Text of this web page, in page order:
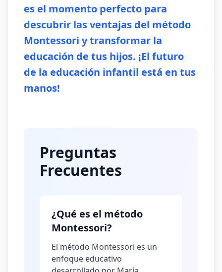
es el momento perfecto para
descubrir las ventajas del método
Montessori y transformar la
educación de tus hijos. ¡El futuro
de la educación infantil está en tus
manos!
Preguntas
Frecuentes
¿Qué es el método
Montessori?
El método Montessori es un
enfoque educativo